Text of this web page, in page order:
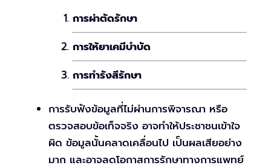
การผ่าตัดรักษา
การให้ยาเคมีบำบัด
การทำรังสีรักษา
การรับฟังข้อมูลที่ไม่ผ่านการพิจารณา หรือ
ตรวจสอบข้อเท็จจริง อาจทำให้ประชาชนเข้าใจ
ผิด ข้อมูลนั้นคลาดเคลื่อนไป เป็นผลเสียอย่าง
มาก และอาจลดโอกาสการรักษาทางการแพทย์